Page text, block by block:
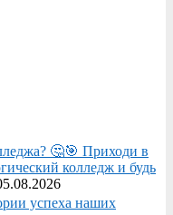
🤔🎯 Приходи в
колледж и будь
успеха наших